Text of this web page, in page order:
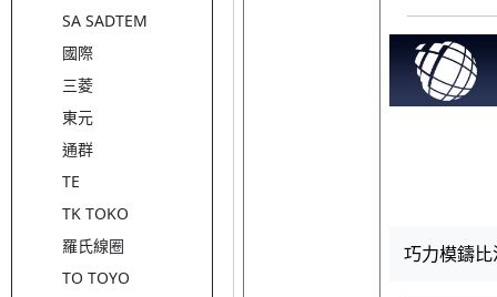
SA SADTEM
國際
三菱
東元
通群
TE
TK TOKO
羅氏線圈
TO TOYO
巧力模鑄比